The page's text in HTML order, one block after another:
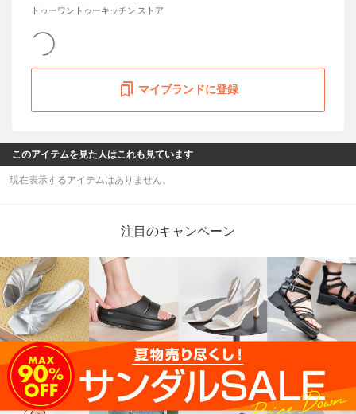
トゥーワントゥーキッチン ストア
マイブランドに登録
このアイテムを見た人はこれも見ています
現在表示するアイテムはありません。
注目のキャンペーン